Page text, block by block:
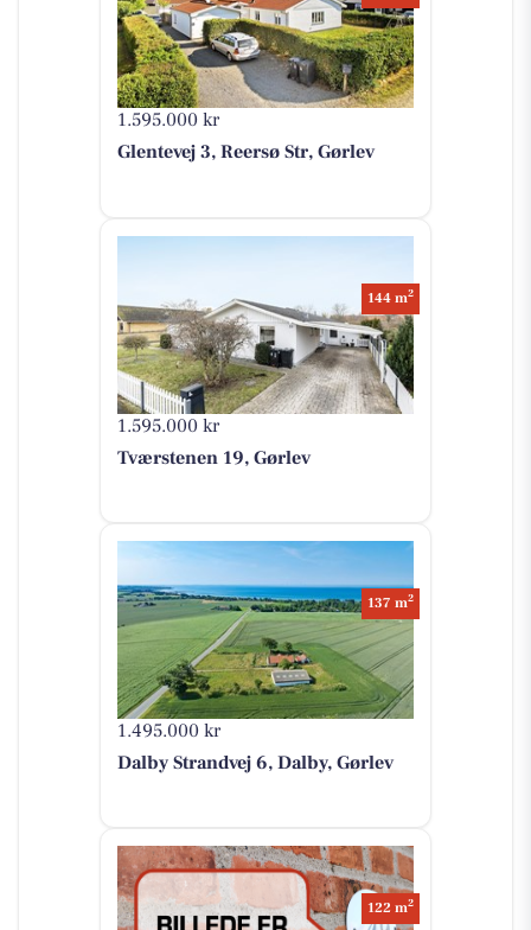
1.595.000 kr
Glentevej 3, Reersø Str, Gørlev
1.595.000 kr
144 m2
Tværstenen 19, Gørlev
1.495.000 kr
137 m2
Dalby Strandvej 6, Dalby, Gørlev
122 m2